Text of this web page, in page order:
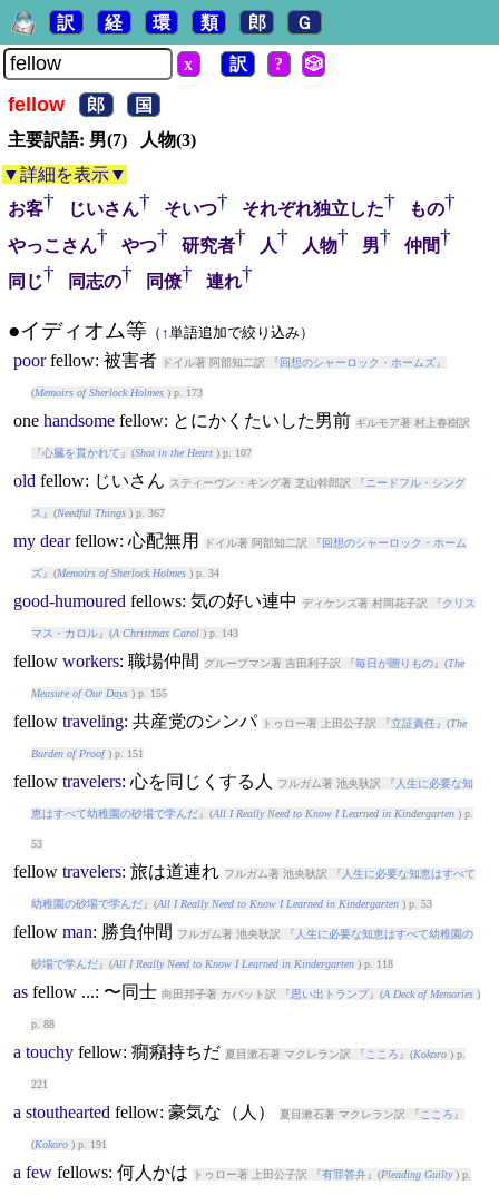
訳 経 環 類 郎 Ｇ
x 訳 ? 🎲
fellow 郎
国
主要訳語: 男(7) 人物(3)
▼詳細を表示▼
お客† じいさん† そいつ† それぞれ独立した† もの†
やっこさん† やつ† 研究者† 人† 人物† 男† 仲間†
同じ† 同志の† 同僚† 連れ†
●イディオム等（ ↑単語追加で絞り込み）
poor fellow: 被害者 ドイル著 阿部知二訳 『 回想のシャーロック・ホームズ』
(Memoirs of Sherlock Holmes) p. 173
one handsome fellow: とにかくたいした男前 ギルモア著 村上春樹訳
『心臓を貫かれて 』(Shot in the Heart) p. 107
old fellow: じいさん スティーヴン・キング著 芝山幹郎訳 『 ニードフル・シング
ス 』(Needful Things) p. 367
my dear fellow: 心配無用 ドイル著 阿部知二訳 『 回想のシャーロック・ホーム
ズ』(Memoirs of Sherlock Holmes) p. 34
good-humoured fellows: 気の好い連中 ディケンズ著 村岡花子訳 『クリス
マス・カロル』(A Christmas Carol) p. 143
fellow workers: 職場仲間 グループマン著 吉田利子訳 『毎日が贈りもの』(The
Measure of Our Days) p. 155
fellow traveling: 共産党のシンパ トゥロー著 上田公子訳 『立証責任』(The
Burden of Proof) p. 151
fellow travelers: 心を同じくする人 フルガム著 池央耿訳 『 人生に必要な知
恵はすべて幼稚園の砂場で学んだ』(All I Really Need to Know I Learned in Kindergarten) p.
53
fellow travelers: 旅は道連れ フルガム著 池央耿訳 『 人生に必要な知恵はすべて
幼稚園の砂場で学んだ』(All I Really Need to Know I Learned in Kindergarten) p. 53
fellow man: 勝負仲間 フルガム著 池央耿訳 『 人生に必要な知恵はすべて幼稚園の
砂場で学んだ』(All I Really Need to Know I Learned in Kindergarten) p. 118
as fellow...: 〜同士 向田邦子著 カバット訳 『思い出トランプ』(A Deck of Memories)
p. 88
a touchy fellow: 癇癪持ちだ 夏目漱石著 マクレラン訳 『 こころ 』(Kokoro) p.
221
a stouthearted fellow: 豪気な（人） 夏目漱石著 マクレラン訳 『 こころ 』
(Kokoro) p. 191
a few fellows: 何人かは トゥロー著 上田公子訳 『有罪答弁』(Pleading Guilty) p.